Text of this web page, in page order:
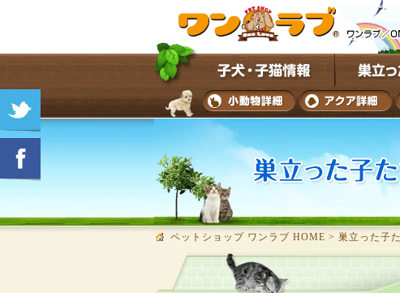
ペットショップ ワンラブ HOME > 巣立った子